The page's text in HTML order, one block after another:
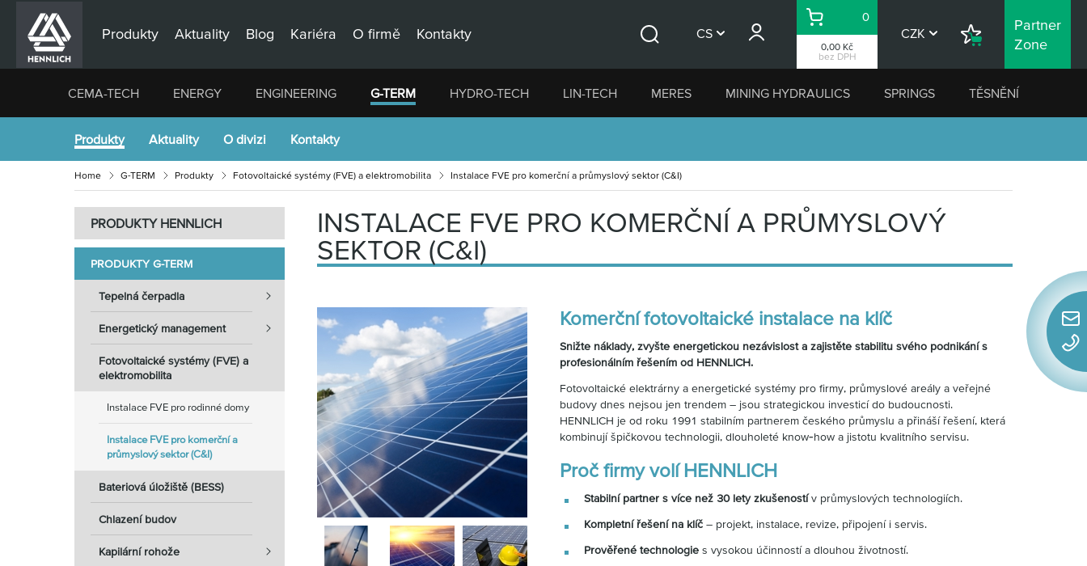
Produkty Aktuality Blog Kariéra O firmě Kontakty CS
0,00 Kč
bez DPH
Košík
0
CZK
Nákupní
Partner
Zone
CEMA-TECH ENERGY ENGINEERING G-TERM HYDRO-TECH LIN-TECH MERES MINING HYDRAULICS SPRINGS TĚSNĚNÍ
Produkty Aktuality O divizi Kontakty
Home G-TERM Produkty Fotovoltaické systémy (FVE) a elektromobilita Instalace FVE pro komerční a průmyslový sektor (C&I)
PRODUKTY HENNLICH
PRODUKTY G-TERM
Tepelná čerpadla
Energetický management
Fotovoltaické systémy (FVE) a
elektromobilita
Instalace FVE pro rodinné domy
Instalace FVE pro komerční a
průmyslový sektor (C&I)
Bateriová úložiště (BESS)
Chlazení budov
Kapilární rohože
INSTALACE FVE PRO KOMERČNÍ A PRŮMYSLOVÝ
SEKTOR (C&I)
Komerční fotovoltaické instalace na klíč
Snižte náklady, zvyšte energetickou nezávislost a zajistěte stabilitu svého podnikání s
profesionálním řešením od HENNLICH.
Fotovoltaické elektrárny a energetické systémy pro firmy, průmyslové areály a veřejné
budovy dnes nejsou jen trendem – jsou strategickou investicí do budoucnosti.
HENNLICH je od roku 1991 stabilním partnerem českého průmyslu a přináší řešení, která
kombinují špičkovou technologii, dlouholeté know‑how a jistotu kvalitního servisu.
Proč firmy volí HENNLICH
Stabilní partner s více než 30 lety zkušenostív průmyslových technologiích.
Kompletní řešení na klíč – projekt, instalace, revize, připojení i servis.
Prověřené technologie s vysokou účinností a dlouhou životností.